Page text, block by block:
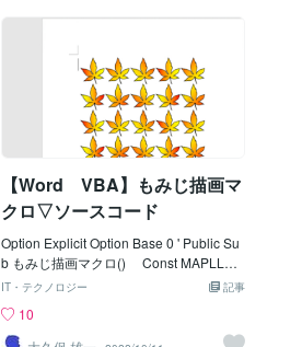
SY = 28.05 * STRBBBZM Const STRB
HOSX = STRBBOSX '描画調整
位置 Const STRBHOSY = 0 * STRBHB
ZM ' Const STRBVPIT = 56 * STRBB
BZM '横-間隔 Const STRBHPIT = 6
5 * STRBBBZM '縦-間隔 ' Const
STRBDEFX = 20 * STRBBBZM '変形
幅 Const STRBWANG = 30
'振れ幅 Const STRBLNWE = 1
【Word VBA】もみじ描画マ
クロ▽ソースコード
Option Explicit Option Base 0 ' Public Su
b もみじ描画マクロ() Const MAPLLEF
T = 100 '描画開始位置Ｘ Con
Ｙ ' Const MAPLVSPC = 50
'横-間隔 Const MAPLHSPC = 50
記事
IT・テクノロジー
10